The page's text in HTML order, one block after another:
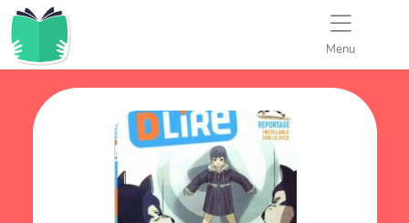
Menu